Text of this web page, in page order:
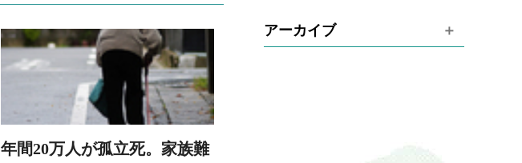
年間20万人が孤立死。家族難
アーカイブ